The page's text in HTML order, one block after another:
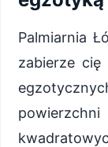
Palmiarnia
zabierze